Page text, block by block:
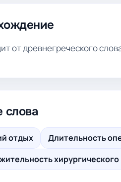
от древнегреческого
слова
отдых Длительность